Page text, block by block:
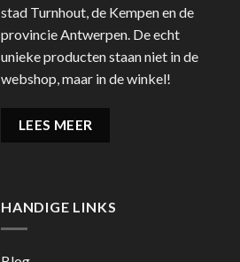
stad Turnhout, de Kempen en de
provincie Antwerpen. De echt
unieke producten staan niet in de
webshop, maar in de winkel!
LEES MEER
HANDIGE LINKS